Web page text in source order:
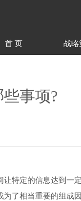
首 页 战略
事项?
特定的信息达到一
了相当重要的组成